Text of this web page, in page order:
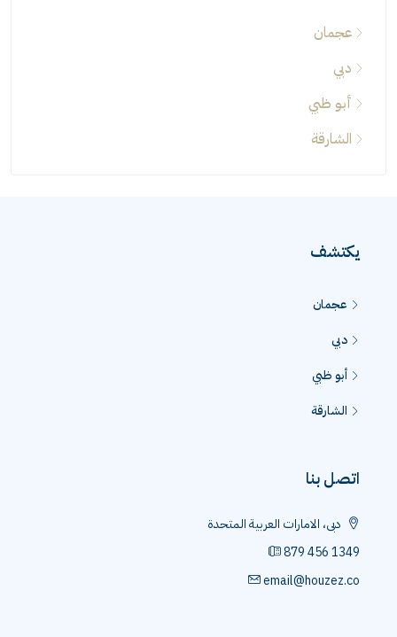
عجمان
دبي
أبو ظبي
الشارقة
يكتشف
عجمان
دبي
أبو ظبي
الشارقة
اتصل بنا
دبى، الامارات العربية المتحدة
879 456 1349
email@houzez.co